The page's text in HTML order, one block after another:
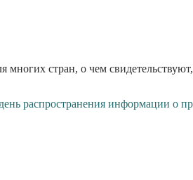
стран, о чем свидетельствуют,
распространения информации о